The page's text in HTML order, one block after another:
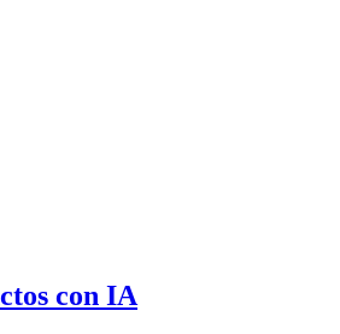
con IA